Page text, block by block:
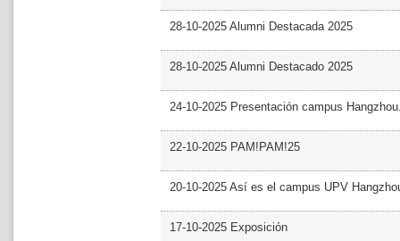
28-10-2025 Alumni Destacada 2025
28-10-2025 Alumni Destacado 2025
24-10-2025 Presentación campus
22-10-2025 PAM!PAM!25
20-10-2025 Así es el campus UPV
17-10-2025 Exposición